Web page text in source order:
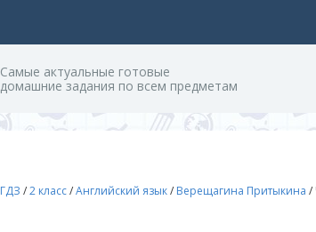
Cамые актуальные готовые
домашние задания по всем предметам
ГДЗ /2 класс/Английский язык/ Верещагина Притыкина /